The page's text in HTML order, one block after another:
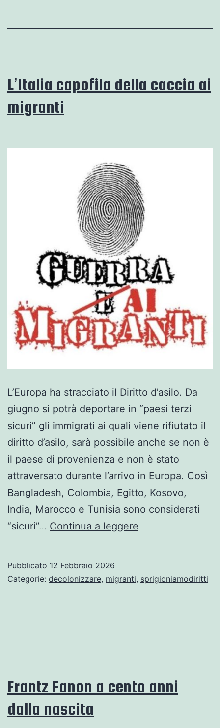
L’Italia capofila della caccia ai
migranti
L’Europa ha stracciato il Diritto d’asilo. Da
giugno si potrà deportare in “paesi terzi
sicuri” gli immigrati ai quali viene rifiutato il
diritto d’asilo, sarà possibile anche se non è
il paese di provenienza e non è stato
attraversato durante l’arrivo in Europa. Così
Bangladesh, Colombia, Egitto, Kosovo,
India, Marocco e Tunisia sono considerati
“sicuri”… Continua a leggere
caccia
Pubblicato 12 Febbraio 2026
Categorie: decolonizzare, migranti, sprigioniamodiritti
Frantz Fanon a cento anni
dalla nascita